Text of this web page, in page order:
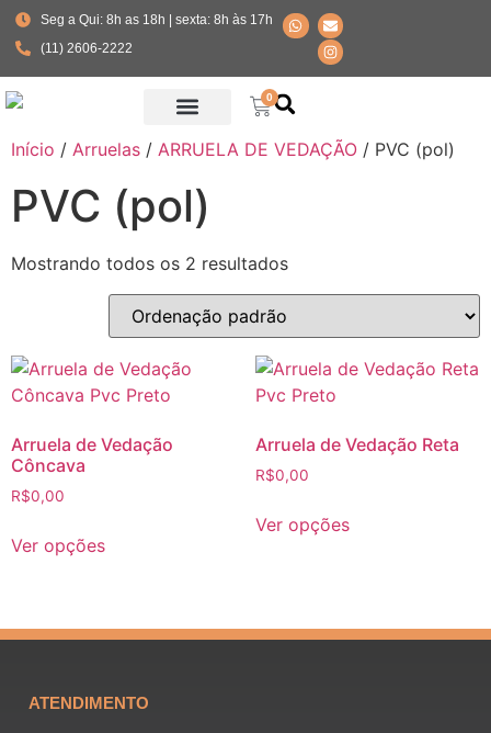
Seg a Qui: 8h as 18h | sexta: 8h às 17h
(11) 2606-2222
0
Início / Arruelas / ARRUELA DE VEDAÇÃO / PVC (pol)
PVC (pol)
Mostrando todos os 2 resultados
Arruela de Vedação
Côncava
R$0,00
Ver opções
Arruela de Vedação Reta
R$0,00
Ver opções
ATENDIMENTO